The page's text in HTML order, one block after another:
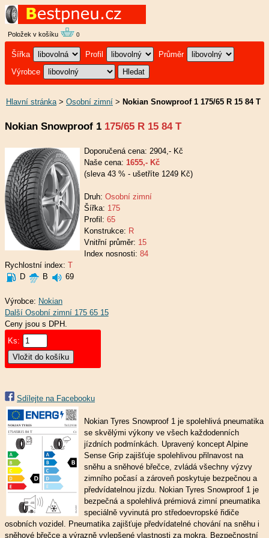
Položek v košíku 0
Šířka Profil
Průměr
Výrobce
Hlavní stránka> Osobní zimní > Nokian Snowproof 1 175/65 R 15 84 T
Nokian Snowproof 1 175/65 R 15 84 T
Doporučená cena: 2904,- Kč
Naše cena: 1655,- Kč
(sleva 43 % - ušetříte 1249 Kč)
Druh: Osobní zimní
Šířka: 175
Profil: 65
Konstrukce: R
Vnitřní průměr: 15
Index nosnosti: 84
Rychlostní index: T
D
B 69
Výrobce: Nokian
Ceny jsou s DPH.
Ks:
Sdílejte na Facebooku
Nokian Tyres Snowproof 1 je spolehlivá pneumatika
se skvělými výkony ve všech každodenních
jízdních podmínkách. Upravený koncept Alpine
Sense Grip zajišťuje spolehlivou přilnavost na
sněhu a sněhové břečce, zvládá všechny výzvy
zimního počasí a zároveň poskytuje bezpečnou a
předvídatelnou jízdu. Nokian Tyres Snowproof 1 je
bezpečná a spolehlivá prémiová zimní pneumatika
speciálně vyvinutá pro středoevropské řidiče
osobních vozidel. Pneumatika zajišťuje předvídatelné chování na sněhu i
sněhové břečce a výrazně vylepšené vlastnosti za mokra. Bezpečnostní